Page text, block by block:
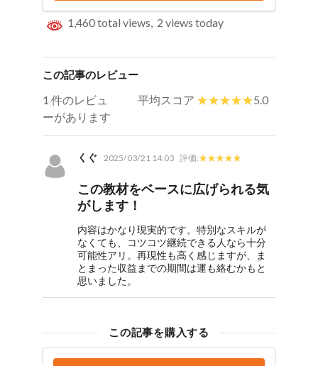
1,460 total views, 2 views today
この記事のレビュー
1 件のレビュ
ーがあります
平均スコア 5.0
くぐ 2025/03/21 14:03 評価:
この教材をベースに広げられる気
がします！
内容はかなり現実的です。特別なスキルが
なくても、コツコツ継続できる人なら十分
可能性アリ。再現性も高く感じますが、ま
とまった収益までの期間は運も絡むかもと
思いました。
この記事を購入する